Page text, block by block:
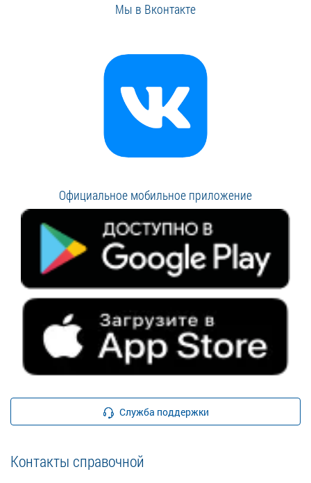
Мы в Вконтакте
Официальное мобильное приложение
Служба поддержки
Контакты справочной